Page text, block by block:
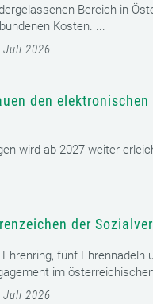
Bereich in
Kosten. ...
Juli 2026
den
wird ab 2027 weiter
der
Ehrenring, fünf
im
Juli 2026